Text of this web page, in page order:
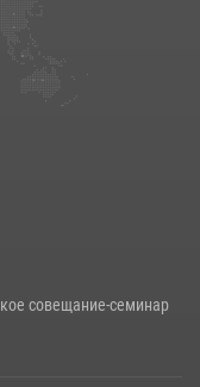
по обобщению
совещание-семинар